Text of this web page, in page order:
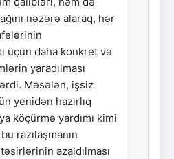
nəzərə alaraq, hər
üçün daha konkret və
yaradılması
Məsələn, işsiz
yenidən hazırlıq
köçürmə yardımı kimi
razılaşmanın
azaldılması